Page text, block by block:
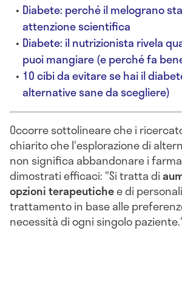
Diabete: perché il melograno
attenzione scientifica
Diabete: il nutrizionista rivela
puoi mangiare (e perché fa
10 cibi da evitare se hai il
alternative sane da scegliere)
Occorre sottolineare che i
chiarito che l'esplorazione di
non significa abbandonare i
dimostrati efficaci: "Si tratta di
opzioni terapeutichee di
trattamento in base alle
necessità di ogni singolo